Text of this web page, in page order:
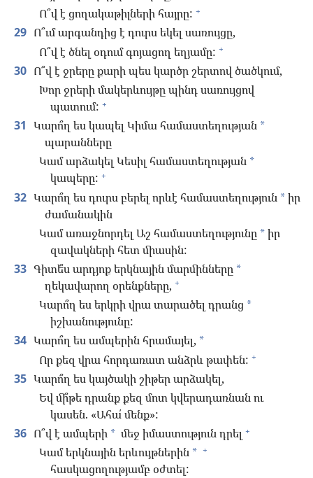
Ո՞վ է ցողակաթիլների հայրը: +
29 Ո՞ւմ արգանդից է դուրս եկել սառույցը,
Ո՞վ է ծնել օդում գոյացող եղյամը: +
30 Ո՞վ է ջրերը քարի պես կարծր շերտով ծածկում,
Խոր ջրերի մակերևույթը պինդ սառույցով
պատում: +
31 Կարո՞ղ ես կապել Կիմա համաստեղության *
պարանները
Կամ արձակել Կեսիլ համաստեղության *
կապերը: +
32 Կարո՞ղ ես դուրս բերել որևէ համաստեղություն *իր
ժամանակին
Կամ առաջնորդել Աշ համաստեղությունը *իր
զավակների հետ միասին:
33 Գիտե՞ս արդյոք երկնային մարմինները *
ղեկավարող օրենքները, +
Կարո՞ղ ես երկրի վրա տարածել դրանց *
իշխանությունը:
34 Կարո՞ղ ես ամպերին հրամայել, *
Որ քեզ վրա հորդառատ անձրև թափեն: +
35 Կարո՞ղ ես կայծակի շիթեր արձակել,
Եվ մի՞թե դրանք քեզ մոտ կվերադառնան ու
կասեն. «Ահա՛ մենք»:
36 Ո՞վ է ամպերի * մեջ իմաստություն դրել +
Կամ երկնային երևույթներին * +
հասկացողությամբ օժտել: